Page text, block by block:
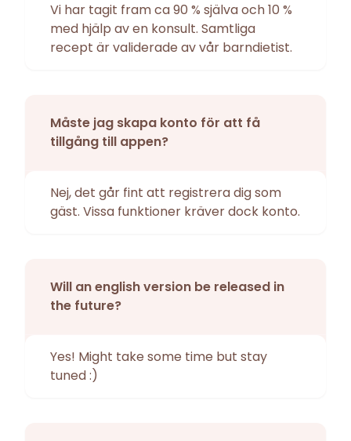
Vi har tagit fram ca 90 % själva och 10 %
med hjälp av en konsult. Samtliga
recept är validerade av vår barndietist.
Måste jag skapa konto för att få
tillgång till appen?
Nej, det går fint att registrera dig som
gäst. Vissa funktioner kräver dock konto.
Will an english version be released in
the future?
Yes! Might take some time but stay
tuned :)